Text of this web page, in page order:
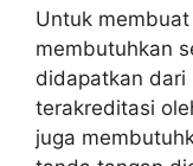
Untuk
membutuhkan
didapatkan dari
terakreditasi
juga